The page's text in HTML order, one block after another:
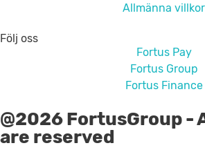
Allmänna villkor
Följ oss
Fortus Pay
Fortus Group
Fortus Finance
@2026 FortusGroup -
are reserved